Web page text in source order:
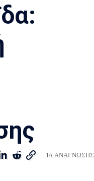
1Λ ΑΝΑΓΝΩΣΗΣ